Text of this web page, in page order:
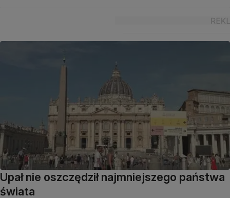
Upał nie oszczędził najmniejszego państwa
świata